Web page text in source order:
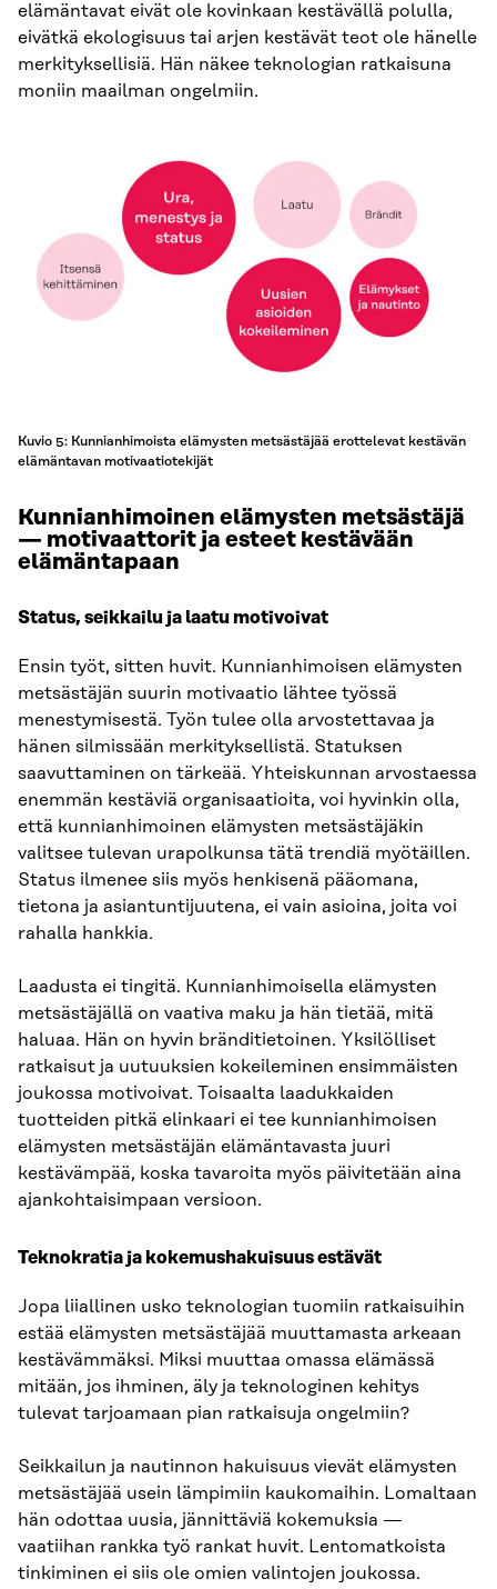
elämäntavat eivät ole kovinkaan kestävällä polulla,
eivätkä ekologisuus tai arjen kestävät teot ole hänelle
merkityksellisiä. Hän näkee teknologian ratkaisuna
moniin maailman ongelmiin.
Kuvio 5: Kunnianhimoista elämysten metsästäjää erottelevat kestävän
elämäntavan motivaatiotekijät
Kunnianhimoinen elämysten metsästäjä
— motivaattorit ja esteet kestävään
elämäntapaan
Status, seikkailu ja laatu motivoivat
Ensin työt, sitten huvit. Kunnianhimoisen elämysten
metsästäjän suurin motivaatio lähtee työssä
menestymisestä. Työn tulee olla arvostettavaa ja
hänen silmissään merkityksellistä. Statuksen
saavuttaminen on tärkeää. Yhteiskunnan arvostaessa
enemmän kestäviä organisaatioita, voi hyvinkin olla,
että kunnianhimoinen elämysten metsästäjäkin
valitsee tulevan urapolkunsa tätä trendiä myötäillen.
Status ilmenee siis myös henkisenä pääomana,
tietona ja asiantuntijuutena, ei vain asioina, joita voi
rahalla hankkia.
Laadusta ei tingitä. Kunnianhimoisella elämysten
metsästäjällä on vaativa maku ja hän tietää, mitä
haluaa. Hän on hyvin bränditietoinen. Yksilölliset
ratkaisut ja uutuuksien kokeileminen ensimmäisten
joukossa motivoivat. Toisaalta laadukkaiden
tuotteiden pitkä elinkaari ei tee kunnianhimoisen
elämysten metsästäjän elämäntavasta juuri
kestävämpää, koska tavaroita myös päivitetään aina
ajankohtaisimpaan versioon.
Teknokratia ja kokemushakuisuus estävät
Jopa liiallinen usko teknologian tuomiin ratkaisuihin
estää elämysten metsästäjää muuttamasta arkeaan
kestävämmäksi. Miksi muuttaa omassa elämässä
mitään, jos ihminen, äly ja teknologinen kehitys
tulevat tarjoamaan pian ratkaisuja ongelmiin?
Seikkailun ja nautinnon hakuisuus vievät elämysten
metsästäjää usein lämpimiin kaukomaihin. Lomaltaan
hän odottaa uusia, jännittäviä kokemuksia —
vaatiihan rankka työ rankat huvit. Lentomatkoista
tinkiminen ei siis ole omien valintojen joukossa.